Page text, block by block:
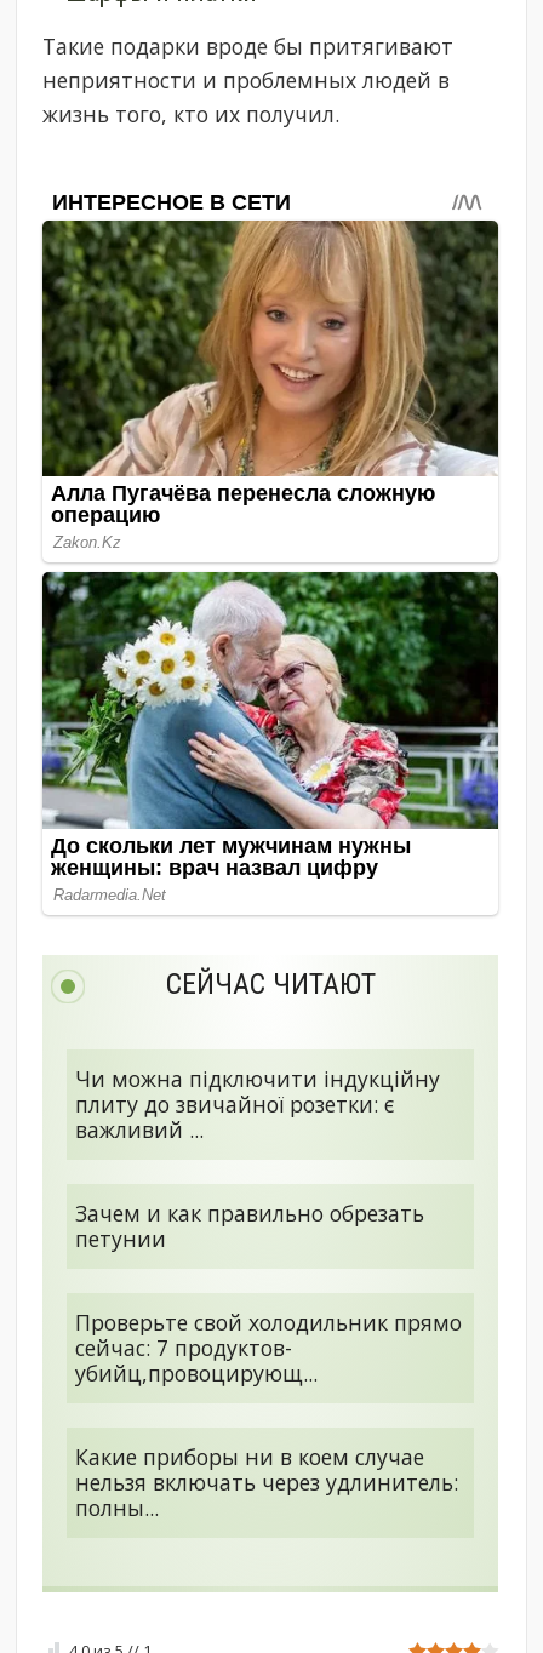
Такие подарки вроде бы притягивают
неприятности и проблемных людей в
жизнь того, кто их получил.
СЕЙЧАС ЧИТАЮТ
Чи можна підключити індукційну
плиту до звичайної розетки: є
важливий ...
Зачем и как правильно обрезать
петунии
Проверьте свой холодильник прямо
сейчас: 7 продуктов-
убийц,провоцирующ...
Какие приборы ни в коем случае
нельзя включать через удлинитель:
полны...